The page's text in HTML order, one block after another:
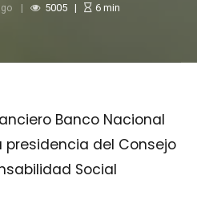
5005 6 min
Banco Nacional
del Consejo
Social